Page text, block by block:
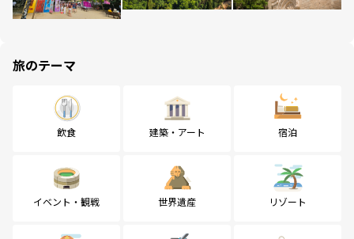
旅のテーマ
飲食 建築・アート 宿泊
イベント・観戦 世界遺産 リゾート